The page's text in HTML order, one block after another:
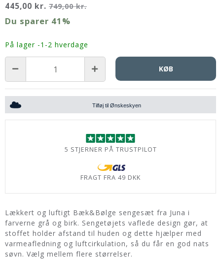
445,00 kr. 749,00 kr.
Du sparer 41%
På lager -1-2 hverdage
KØB
Tilføj til Ønskeskyen
5 STJERNER PÅ TRUSTPILOT
FRAGT FRA 49 DKK
Lækkert og luftigt Bæk&Bølge sengesæt fra Juna i
farverne grå og birk. Sengetøjets vaflede design gør, at
stoffet holder afstand til huden og dette hjælper med
varmeafledning og luftcirkulation, så du får en god nats
søvn. Vælg mellem flere størrelser.